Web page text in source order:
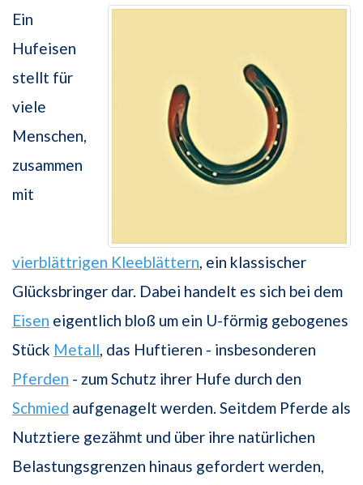
Ein
Hufeisen
stellt für
viele
Menschen,
zusammen
mit
vierblättrigen Kleeblättern, ein klassischer
Glücksbringer dar. Dabei handelt es sich bei dem
Eisen eigentlich bloß um ein U-förmig gebogenes
Stück Metall, das Huftieren - insbesonderen
Pferden - zum Schutz ihrer Hufe durch den
Schmied aufgenagelt werden. Seitdem Pferde als
Nutztiere gezähmt und über ihre natürlichen
Belastungsgrenzen hinaus gefordert werden,